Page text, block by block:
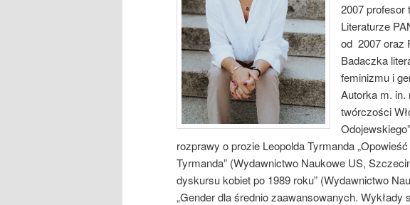
2007 profesor
Literaturze
od 2007 oraz
Badaczka
feminizmu i
Autorka m. in.
twórczości
rozprawy o prozie Leopolda Tyrmanda
Tyrmanda” (Wydawnictwo Naukowe US,
dyskursu kobiet po 1989 roku” (Wydawnictwo
„Gender dla średnio zaawansowanych.